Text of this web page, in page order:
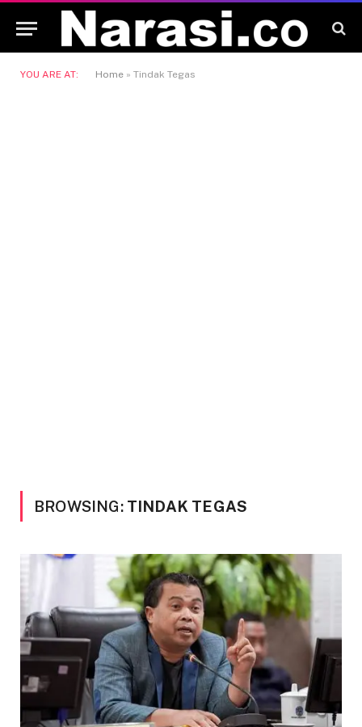
YOU ARE AT: Home » Tindak Tegas
BROWSING: TINDAK TEGAS